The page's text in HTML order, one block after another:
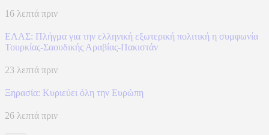
16 λεπτά πριν
ΕΛΑΣ: Πλήγμα για την ελληνική εξωτερική πολιτική η συμφωνία
Τουρκίας-Σαουδικής Αραβίας-Πακιστάν
23 λεπτά πριν
Ξηρασία: Κυριεύει όλη την Ευρώπη
26 λεπτά πριν